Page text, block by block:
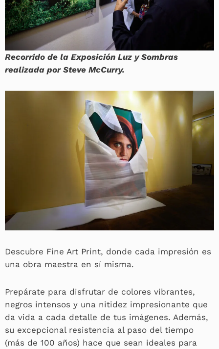
Recorrido de la Exposición Luz y Sombras
realizada por Steve McCurry.
Descubre Fine Art Print, donde cada impresión es
una obra maestra en sí misma.
Prepárate para disfrutar de colores vibrantes,
negros intensos y una nitidez impresionante que
da vida a cada detalle de tus imágenes. Además,
su excepcional resistencia al paso del tiempo
(más de 100 años) hace que sean ideales para